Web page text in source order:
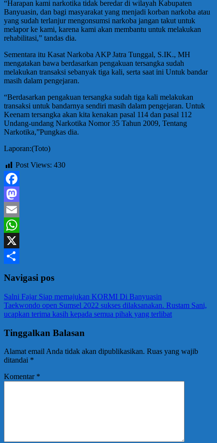
“Harapan kami narkotika tidak beredar di wilayah Kabupaten
Banyuasin, dan bagi masyarakat yang menjadi korban narkoba atau
yang sudah terlanjur mengonsumsi narkoba jangan takut untuk
melapor ke kami, karena kami akan membantu untuk melakukan
rehabilitasi,” tandas dia.
Sementara itu Kasat Narkoba AKP Jatra Tunggal, S.IK., MH
mengatakan bawa berdasarkan pengakuan tersangka sudah
melakukan transaksi sebanyak tiga kali, serta saat ini Untuk bandar
masih dalam pengejaran.
“Berdasarkan pengakuan tersangka sudah tiga kali melakukan
transaksi untuk bandarnya sendiri masih dalam pengejaran. Untuk
Keenam tersangka akan kita kenakan pasal 114 dan pasal 112
Undang-undang Narkotika Nomor 35 Tahun 2009, Tentang
Narkotika,”Pungkas dia.
Laporan:(Toto)
Post Views: 430
Facebook
Mastodon
Email
WhatsApp
X
Navigasi pos
Salni Fajar Siap memajukan KORMI Di Banyuasin
Taekwondo open Sumsel 2022 sukses dilaksanakan. Rustam Sani,
ucapkan terima kasih kepada semua pihak yang terlibat
Tinggalkan Balasan
Alamat email Anda tidak akan dipublikasikan. Ruas yang wajib
ditandai *
Komentar *